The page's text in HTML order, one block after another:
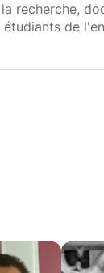
recherche,
de